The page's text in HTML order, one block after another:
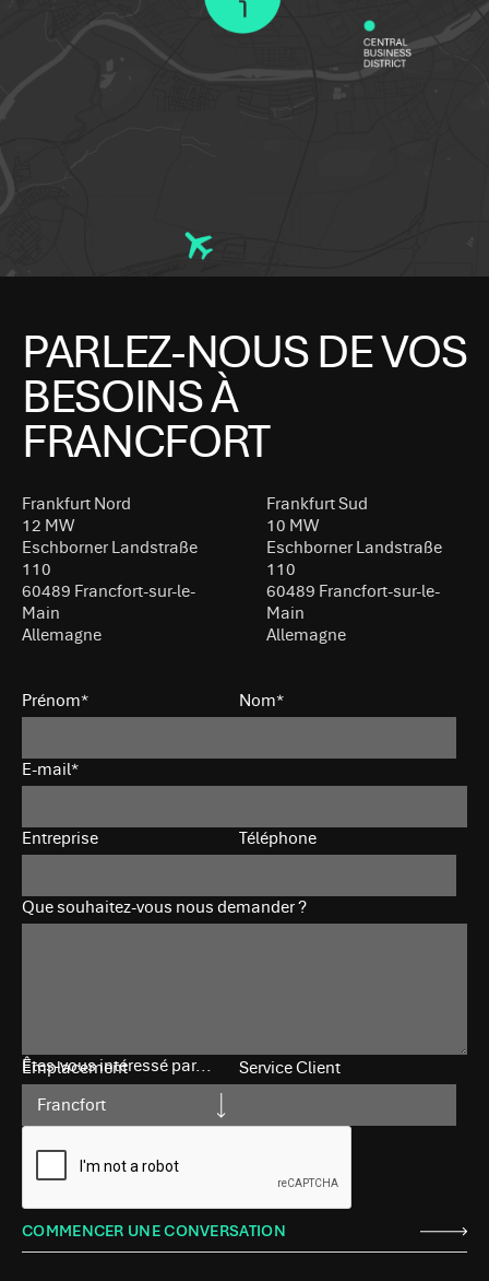
PARLEZ-NOUS DE VOS
BESOINS À
FRANCFORT
Frankfurt Nord
12 MW
Eschborner Landstraße
110
60489 Francfort-sur-le-
Main
Allemagne
Frankfurt Sud
10 MW
Eschborner Landstraße
110
60489 Francfort-sur-le-
Main
Allemagne
Prénom* Nom*
E-mail*
Entreprise Téléphone
Que souhaitez-vous nous demander ?
Êtes-vous intéressé par...
Emplacement Service Client